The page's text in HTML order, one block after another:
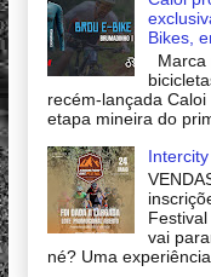
Bikes,
Marca
recém-lançada
etapa mineira do
vai
né? Uma experiência